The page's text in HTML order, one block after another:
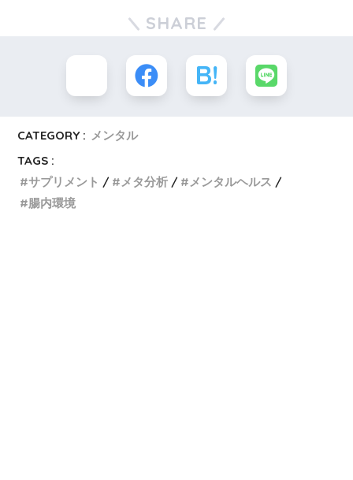
SHARE
CATEGORY : メンタル
TAGS :
サプリメント
メタ分析
メンタルヘルス
腸内環境